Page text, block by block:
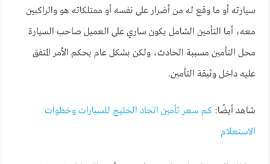
سيارته أو ما وقع له من أضرار على نفسه أو ممتلكاته هو والراكبين
معه، أما التأمين الشامل يكون ساري على العميل صاحب السيارة
محل التأمين مسببة الحادث، ولكن بشكل عام يحكم الأمر المتفق
عليه داخل وثيقة التأمين.
شاهد أيضًا:كم سعر تأمين اتحاد الخليج للسيارات وخطوات
الاستعلام